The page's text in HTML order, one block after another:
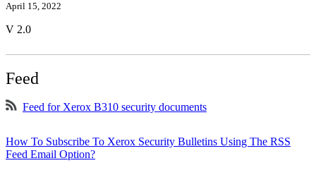
April 15, 2022
V 2.0
Feed
Feed for Xerox B310 security documents
How To Subscribe To Xerox Security Bulletins Using The RSS
Feed Email Option?